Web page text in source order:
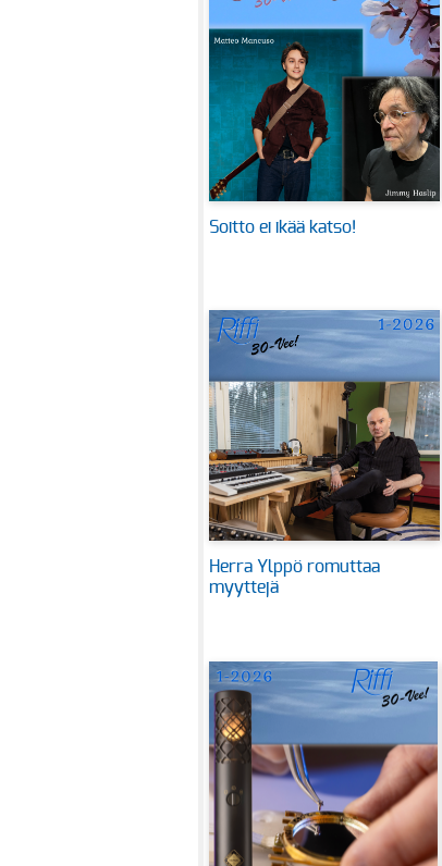
Soitto ei ikää katso!
Herra Ylppö romuttaa
myyttejä